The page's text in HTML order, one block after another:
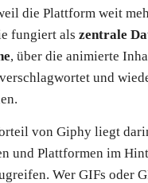
die Plattform weit
fungiert als zentrale
, über die animierte
und
von Giphy liegt
und Plattformen im
Wer GIFs oder